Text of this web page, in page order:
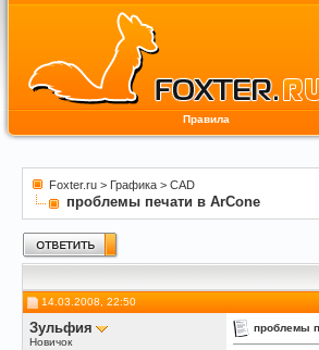
Правила
Foxter.ru > Графика > CAD
проблемы печати в АrConе
14.03.2008, 22:50
Зульфия
Новичок
проблемы